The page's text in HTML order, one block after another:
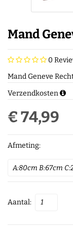
Mand
0
Mand Geneve
Verzendkosten
€ 74,99
Afmeting:
Aantal: